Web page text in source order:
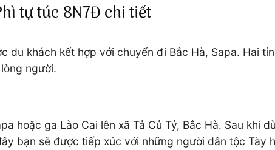
tự túc 8N7Đ chi tiết
du khách kết hợp với chuyến đi Bắc Hà, Sapa. Hai
người.
hoặc ga Lào Cai lên xã Tả Củ Tỷ, Bắc Hà. Sau khi
bạn sẽ được tiếp xúc với những người dân tộc